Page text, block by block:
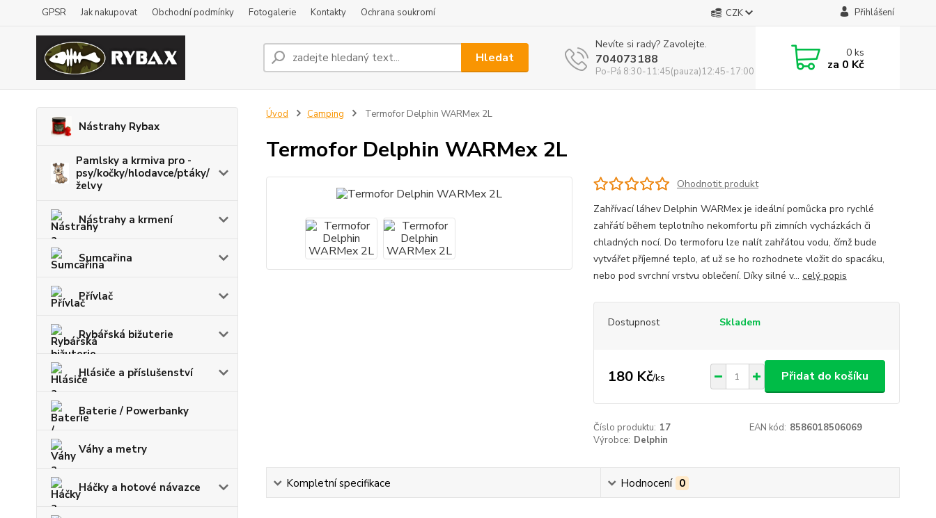
GPSR Jak nakupovat Obchodní podmínky Fotogalerie Kontakty Ochrana soukromí CZK Přihlášení
Hledat
Nevíte si rady? Zavolejte.
704073188
Po-Pá 8:30-11:45(pauza)12:45-17:00
0ks
za 0 Kč
Nástrahy Rybax
Pamlsky a krmiva pro -
psy/kočky/hlodavce/ptáky/
želvy
Nástrahy a krmení
Sumcařina
Přívlač
Rybářská bižuterie
Hlásiče a příslušenství
Baterie / Powerbanky
Váhy a metry
Háčky a hotové návazce
Úvod Camping Termofor Delphin WARMex 2L
Termofor Delphin WARMex 2L
Ohodnotit produkt
Zahřívací láhev Delphin WARMex je ideální pomůcka pro rychlé
zahřátí během teplotního nekomfortu při zimních vycházkách či
chladných nocí. Do termoforu lze nalít zahřátou vodu, čímž bude
vytvářet příjemné teplo, ať už se ho rozhodnete vložit do spacáku,
nebo pod svrchní vrstvu oblečení. Díky silné v... celý popis
Dostupnost Skladem
180 Kč/ks Přidat do košíku
Číslo produktu: 17 EAN kód: 8586018506069
Výrobce: Delphin
Kompletní specifikace Hodnocení 0